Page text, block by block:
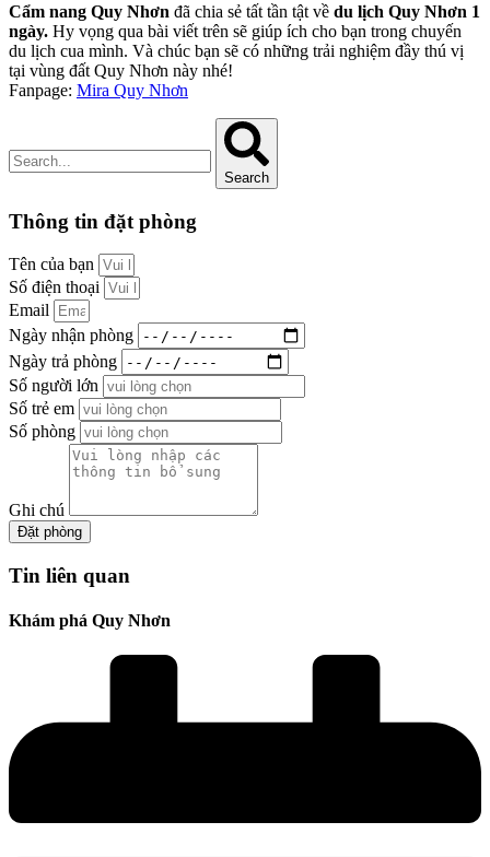
Cẩm nang Quy Nhơn đã chia sẻ tất tần tật về du lịch Quy Nhơn 1
ngày. Hy vọng qua bài viết trên sẽ giúp ích cho bạn trong chuyến
du lịch cua mình. Và chúc bạn sẽ có những trải nghiệm đầy thú vị
tại vùng đất Quy Nhơn này nhé!
Fanpage: Mira Quy Nhơn
Search
Thông tin đặt phòng
Tên của bạn
Số điện thoại
Email
Ngày nhận phòng
Ngày trả phòng
Số người lớn
Số trẻ em
Số phòng
Ghi chú
Đặt phòng
Tin liên quan
Khám phá Quy Nhơn